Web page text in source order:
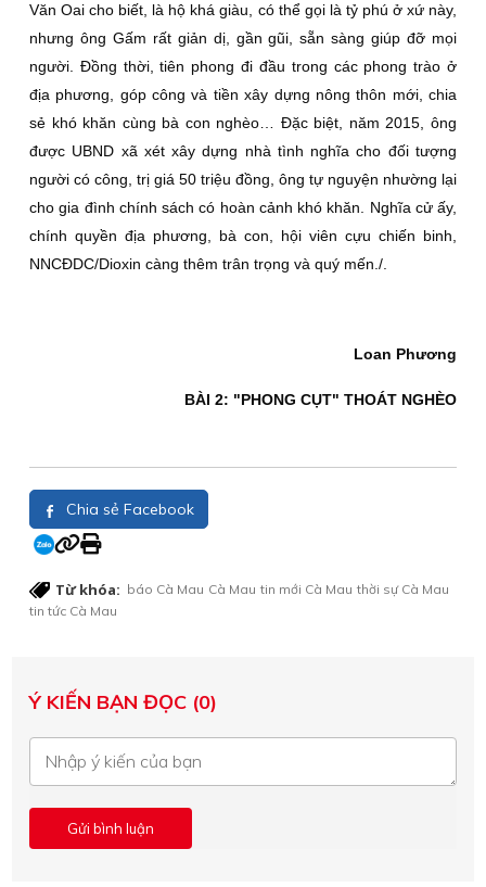
Văn Oai cho biết, là hộ khá giàu, có thể gọi là tỷ phú ở xứ này,
nhưng ông Gấm rất giản dị, gần gũi, sẵn sàng giúp đỡ mọi
người. Ðồng thời, tiên phong đi đầu trong các phong trào ở
địa phương, góp công và tiền xây dựng nông thôn mới, chia
sẻ khó khăn cùng bà con nghèo… Ðặc biệt, năm 2015, ông
được UBND xã xét xây dựng nhà tình nghĩa cho đối tượng
người có công, trị giá 50 triệu đồng, ông tự nguyện nhường lại
cho gia đình chính sách có hoàn cảnh khó khăn. Nghĩa cử ấy,
chính quyền địa phương, bà con, hội viên cựu chiến binh,
NNCÐDC/Dioxin càng thêm trân trọng và quý mến./.
Loan Phương
BÀI 2: "PHONG CỤT" THOÁT NGHÈO
Chia sẻ Facebook
Từ khóa: báo Cà Mau Cà Mau tin mới Cà Mau thời sự Cà Mau
tin tức Cà Mau
Ý KIẾN BẠN ĐỌC (0)